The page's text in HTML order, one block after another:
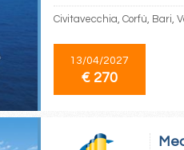
Civitavecchia, Corfù, Bari,
13/04/2027
€ 270